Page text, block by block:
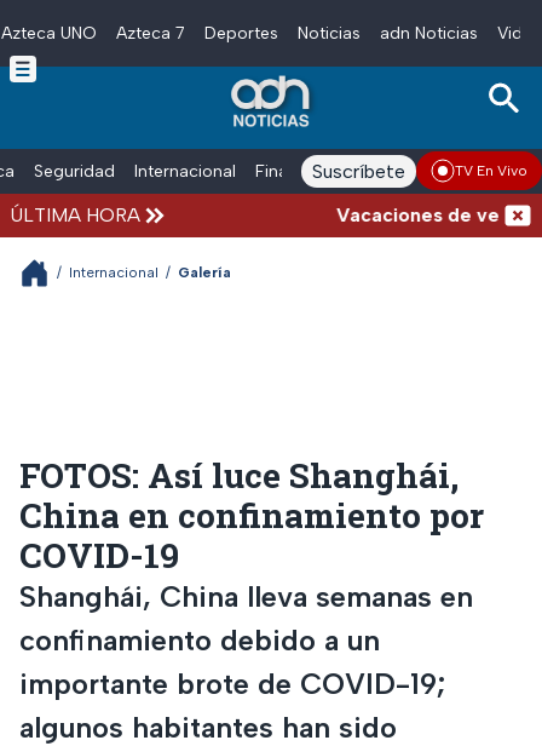
Skip to main content
Azteca UNO Azteca 7 Deportes Noticias adn Noticias
Seguridad Internacional Finanzas adn Noticias Radio
Suscríbete TV En Vivo
ÚLTIMA HORA Vacaciones de verano
/ Internacional / Galería
FOTOS: Así luce Shanghái,
China en confinamiento por
COVID-19
Shanghái, China lleva semanas en
confinamiento debido a un
importante brote de COVID-19;
algunos habitantes han sido